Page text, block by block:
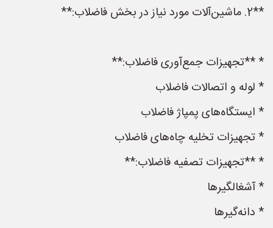
**2. ماشین‌آلات مورد نیاز در بخش فاضلاب:**
* **تجهیزات جمع‌آوری فاضلاب:**
* لوله و اتصالات فاضلاب
* ایستگاه‌های پمپاژ فاضلاب
* تجهیزات تخلیه چاه‌های فاضلاب
* **تجهیزات تصفیه فاضلاب:**
* آشغالگیرها
* دانه‌گیرها